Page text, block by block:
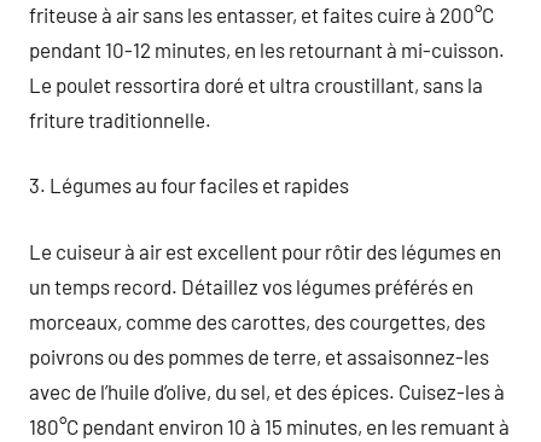
friteuse à air sans les entasser, et faites cuire à 200°C
pendant 10-12 minutes, en les retournant à mi-cuisson.
Le poulet ressortira doré et ultra croustillant, sans la
friture traditionnelle.
3. Légumes au four faciles et rapides
Le cuiseur à air est excellent pour rôtir des légumes en
un temps record. Détaillez vos légumes préférés en
morceaux, comme des carottes, des courgettes, des
poivrons ou des pommes de terre, et assaisonnez-les
avec de l’huile d’olive, du sel, et des épices. Cuisez-les à
180°C pendant environ 10 à 15 minutes, en les remuant à